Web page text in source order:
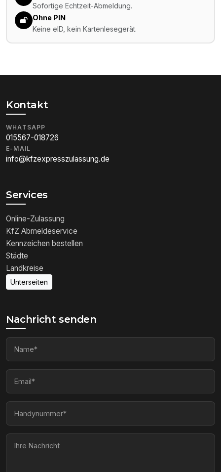
Sofortige Echtzeit-Abmeldung.
Ohne PIN
Keine eID, kein Kartenlesegerät.
Kontakt
WHATSAPP
015567-018726
E-MAIL
info@kfzexpresszulassung.de
Services
Online-Zulassung
KfZ Abmeldeservice
Kennzeichen bestellen
Städte
Landkreise
Unterseiten
Nachricht senden